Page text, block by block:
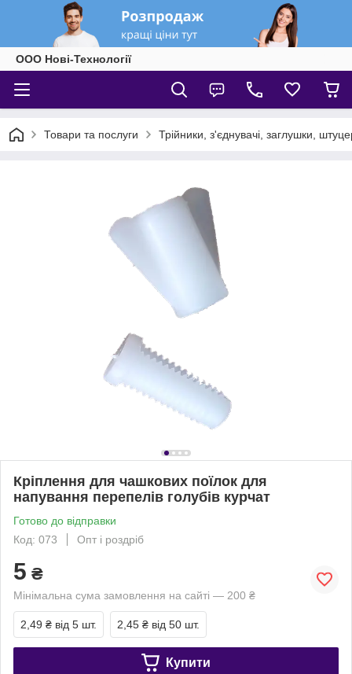
ООО Нові-Технології
Товари та послуги Трійники, з'єднувачі, заглушки,
Кріплення для чашкових поїлок для
напування перепелів голубів курчат
Готово до відправки
Код: 073
Опт і роздріб
5 ₴
Мінімальна сума замовлення на сайті — 200 ₴
2,49 ₴ від 5 шт. 2,45 ₴ від 50 шт.
Купити